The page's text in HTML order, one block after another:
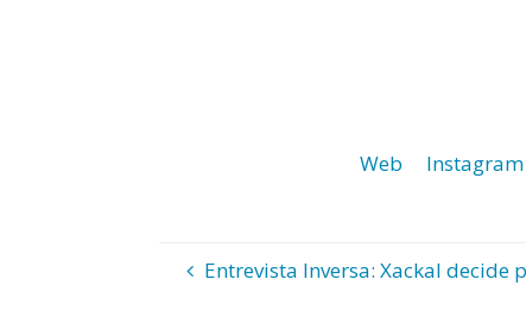
Web Instagram
Entrevista Inversa: Xackal decide